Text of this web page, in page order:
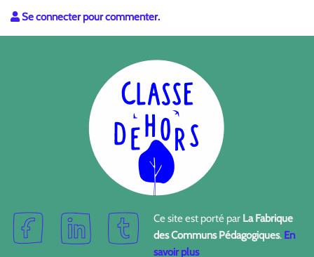
Se connecter pour commenter.
Ce site est porté par La Fabrique
des Communs Pédagogiques. En
savoir plus